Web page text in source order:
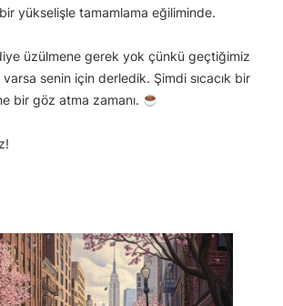
bir yükselişle tamamlama eğiliminde.
diye üzülmene gerek yok çünkü geçtiğimiz
senin için derledik. Şimdi sıcacık bir
bir göz atma zamanı.